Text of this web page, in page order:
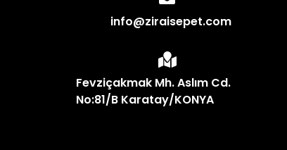
info@ziraisepet.com
Fevziçakmak Mh. Aslım Cd.
No:81/B Karatay/KONYA